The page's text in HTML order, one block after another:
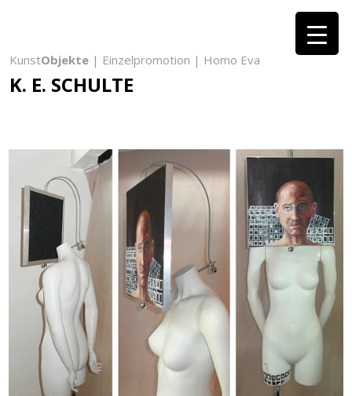
KunstObjekte | Einzelpromotion | Homo Eva
K. E. SCHULTE